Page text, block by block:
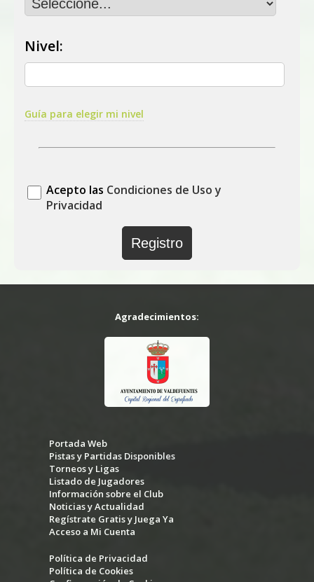
Nivel:
Guía para elegir mi nivel
Acepto las Condiciones de Uso y
Privacidad
Agradecimientos:
Portada Web
Pistas y Partidas Disponibles
Torneos y Ligas
Listado de Jugadores
Información sobre el Club
Noticias y Actualidad
Regístrate Gratis y Juega Ya
Acceso a Mi Cuenta
Política de Privacidad
Política de Cookies